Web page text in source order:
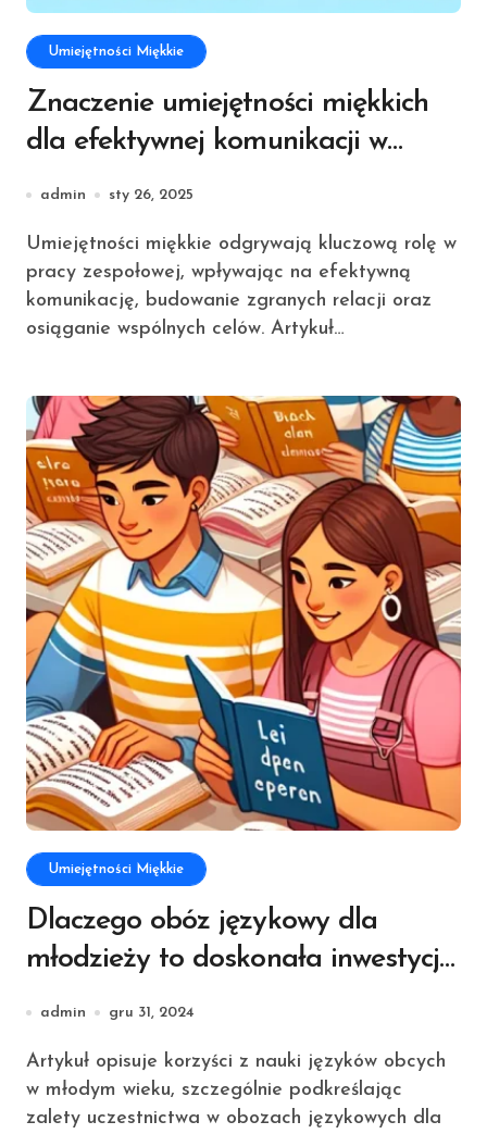
Umiejętności Miękkie
Znaczenie umiejętności miękkich
dla efektywnej komunikacji w
zespole
admin sty 26, 2025
Umiejętności miękkie odgrywają kluczową rolę w
pracy zespołowej, wpływając na efektywną
komunikację, budowanie zgranych relacji oraz
osiąganie wspólnych celów. Artykuł…
Umiejętności Miękkie
Dlaczego obóz językowy dla
młodzieży to doskonała inwestycja
w przyszłość?
admin gru 31, 2024
Artykuł opisuje korzyści z nauki języków obcych
w młodym wieku, szczególnie podkreślając
zalety uczestnictwa w obozach językowych dla